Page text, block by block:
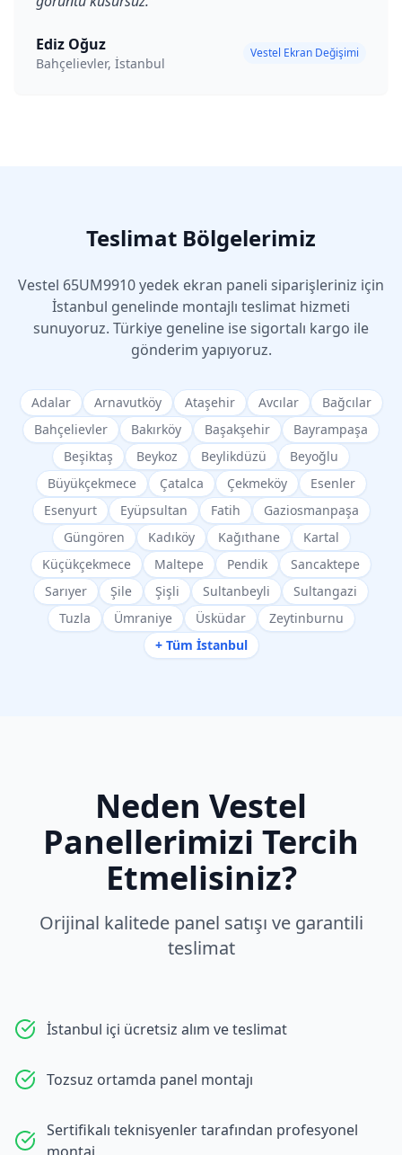
Ediz Oğuz
Bahçelievler, İstanbul
Vestel Ekran Değişimi
Teslimat Bölgelerimiz
Vestel 65UM9910yedek ekran paneli siparişleriniz için
İstanbul genelinde montajlı teslimat hizmeti
sunuyoruz. Türkiye geneline ise sigortalı kargo ile
gönderim yapıyoruz.
Adalar Arnavutköy Ataşehir Avcılar
Bağcılar
Bahçelievler
Bakırköy Başakşehir
Bayrampaşa
Beşiktaş
Beykoz Beylikdüzü
Beyoğlu
Büyükçekmece
Çatalca Çekmeköy
Esenler
Esenyurt
Eyüpsultan Fatih
Gaziosmanpaşa
Güngören
Kadıköy Kağıthane
Kartal
Küçükçekmece
Maltepe Pendik
Sancaktepe
Sarıyer
Şile Şişli Sultanbeyli
Sultangazi
Tuzla
Ümraniye Üsküdar
Zeytinburnu
+ Tüm İstanbul
Neden Vestel
Panellerimizi Tercih
Etmelisiniz?
Orijinal kalitede panel satışı ve garantili
teslimat
İstanbul içi ücretsiz alım ve teslimat
Tozsuz ortamda panel montajı
Sertifikalı teknisyenler tarafından profesyonel